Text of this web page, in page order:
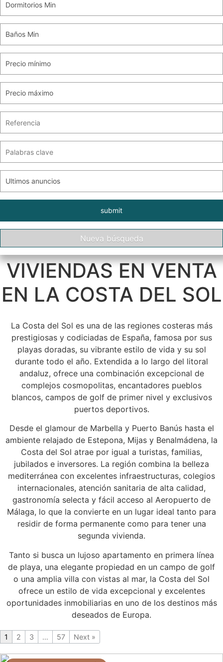
VIVIENDAS EN VENTA
EN LA COSTA DEL SOL
La Costa del Sol es una de las regiones costeras más
prestigiosas y codiciadas de España, famosa por sus
playas doradas, su vibrante estilo de vida y su sol
durante todo el año. Extendida a lo largo del litoral
andaluz, ofrece una combinación excepcional de
complejos cosmopolitas, encantadores pueblos
blancos, campos de golf de primer nivel y exclusivos
puertos deportivos.
Desde el glamour de Marbella y Puerto Banús hasta el
ambiente relajado de Estepona, Mijas y Benalmádena, la
Costa del Sol atrae por igual a turistas, familias,
jubilados e inversores. La región combina la belleza
mediterránea con excelentes infraestructuras, colegios
internacionales, atención sanitaria de alta calidad,
gastronomía selecta y fácil acceso al Aeropuerto de
Málaga, lo que la convierte en un lugar ideal tanto para
residir de forma permanente como para tener una
segunda vivienda.
Tanto si busca un lujoso apartamento en primera línea
de playa, una elegante propiedad en un campo de golf
o una amplia villa con vistas al mar, la Costa del Sol
ofrece un estilo de vida excepcional y excelentes
oportunidades inmobiliarias en uno de los destinos más
deseados de Europa.
1 2 3 … 57 Next »